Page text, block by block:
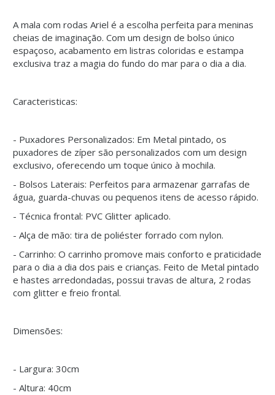
A mala com rodas Ariel é a escolha perfeita para meninas
cheias de imaginação. Com um design de bolso único
espaçoso, acabamento em listras coloridas e estampa
exclusiva traz a magia do fundo do mar para o dia a dia.
Caracteristicas:
- Puxadores Personalizados: Em Metal pintado, os
puxadores de zíper são personalizados com um design
exclusivo, oferecendo um toque único à mochila.
- Bolsos Laterais: Perfeitos para armazenar garrafas de
água, guarda-chuvas ou pequenos itens de acesso rápido.
- Técnica frontal: PVC Glitter aplicado.
- Alça de mão: tira de poliéster forrado com nylon.
- Carrinho: O carrinho promove mais conforto e praticidade
para o dia a dia dos pais e crianças. Feito de Metal pintado
e hastes arredondadas, possui travas de altura, 2 rodas
com glitter e freio frontal.
Dimensões:
- Largura: 30cm
- Altura: 40cm